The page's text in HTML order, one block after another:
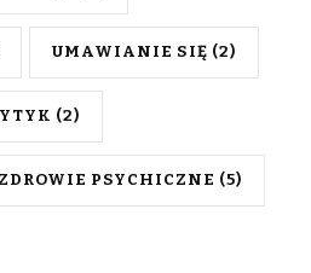
UMAWIANIE SIĘ (2)
(2)
ZDROWIE PSYCHICZNE (5)